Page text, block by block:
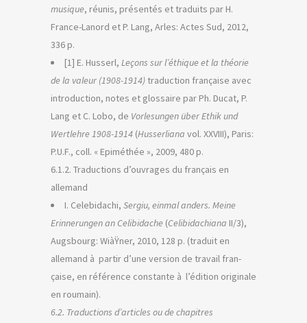
musique, réunis, présentés et traduits par H.
France-Lanord et P. Lang, Arles: Actes Sud, 2012,
336 p.
[1] E. Husserl, Leçons sur l’éthique et la théorie
de la valeur (1908-1914) traduction française avec
introduction, notes et glossaire par Ph. Ducat, P.
Lang et C. Lobo, de Vorlesungen über Ethik und
Wertlehre 1908-1914 (Husserliana vol. XXVIII), Paris:
P.U.F., coll. « Epiméthée », 2009, 480 p.
6.1.2. Traductions d’ouvrages du français en
allemand
I. Celebidachi, Sergiu, einmal anders. Meine
Erinnerungen an Celibidache (Celibidachiana II/3),
Augsbourg: WiàŸner, 2010, 128 p. (traduit en
allemand à partir d’une version de travail fran-
çaise, en référence constante à l’édition originale
en roumain).
6.2. Traductions d’articles ou de chapitres